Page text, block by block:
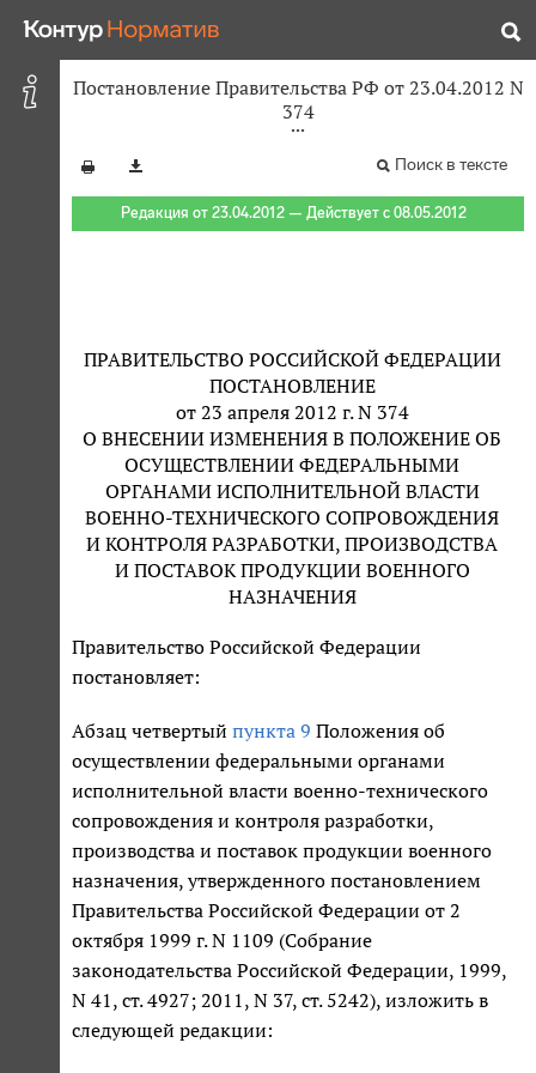
Постановление Правительства РФ от 23.04.2012 N
374
Поиск в тексте
Редакция от 23.04.2012 — Действует с 08.05.2012
ПРАВИТЕЛЬСТВО РОССИЙСКОЙ ФЕДЕРАЦИИ
ПОСТАНОВЛЕНИЕ
от 23 апреля 2012 г. N 374
О ВНЕСЕНИИ ИЗМЕНЕНИЯ В ПОЛОЖЕНИЕ ОБ
ОСУЩЕСТВЛЕНИИ ФЕДЕРАЛЬНЫМИ
ОРГАНАМИ ИСПОЛНИТЕЛЬНОЙ ВЛАСТИ
ВОЕННО-ТЕХНИЧЕСКОГО СОПРОВОЖДЕНИЯ
И КОНТРОЛЯ РАЗРАБОТКИ, ПРОИЗВОДСТВА
И ПОСТАВОК ПРОДУКЦИИ ВОЕННОГО
НАЗНАЧЕНИЯ
Правительство Российской Федерации
постановляет:
Абзац четвертый пункта 9 Положения об
осуществлении федеральными органами
исполнительной власти военно-технического
сопровождения и контроля разработки,
производства и поставок продукции военного
назначения, утвержденного постановлением
Правительства Российской Федерации от 2
октября 1999 г. N 1109 (Собрание
законодательства Российской Федерации, 1999,
N 41, ст. 4927; 2011, N 37, ст. 5242), изложить в
следующей редакции: